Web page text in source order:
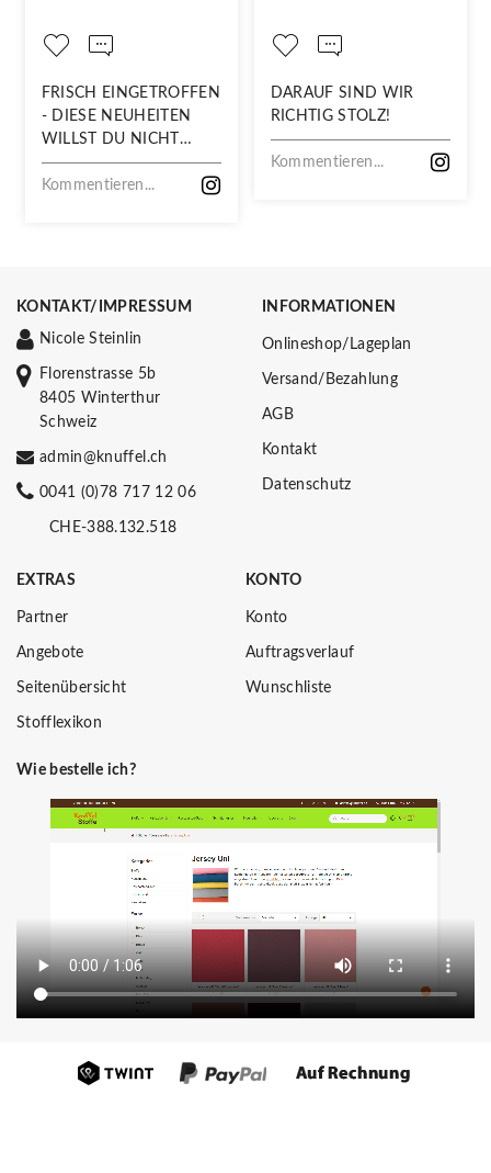
FRISCH EINGETROFFEN
- DIESE NEUHEITEN
WILLST DU NICHT
VERPASSEN!
Kommentieren...
DARAUF SIND WIR
RICHTIG STOLZ!
Kommentieren...
KONTAKT/IMPRESSUM
Nicole Steinlin
Florenstrasse 5b
8405 Winterthur
Schweiz
admin@knuffel.ch
0041 (0)78 717 12 06
CHE-388.132.518
INFORMATIONEN
Onlineshop/Lageplan
Versand/Bezahlung
AGB
Kontakt
Datenschutz
EXTRAS
Partner
Angebote
Seitenübersicht
Stofflexikon
KONTO
Konto
Auftragsverlauf
Wunschliste
Wie bestelle ich?